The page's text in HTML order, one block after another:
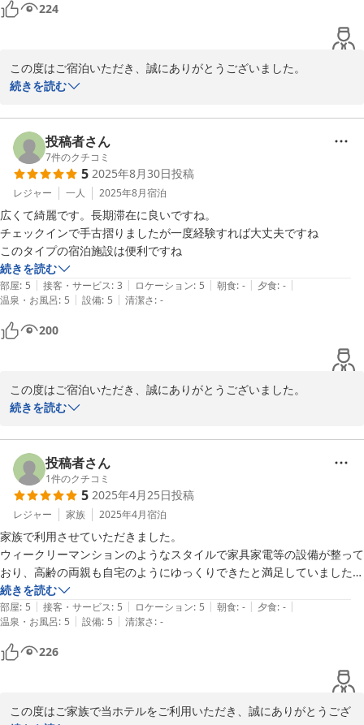
224
この度はご宿泊いただき、誠にありがとうございました。
ご滞在中は快適にお過ごし頂けましたようで安心致しました。
せ。
スタッフ一同ご来館を、心よりお待ち申し上げております。
2025-09-03
続きを読む
投稿者さん
7件のクチコミ
5 2025年8月30日投稿
レジャー 一人 2025年8月宿泊
広くて綺麗です。長期滞在に良いですね。
チェックインで手古摺りましたが一度経験すれば大丈夫ですね
このタイプの宿泊施設は便利ですね
続きを読む
部屋: 5 | 接客・サービス: 3 | ロケーション: 5 | 朝食: - | 夕食: - |
温泉・お風呂: 5 | 設備: 5 | 清潔さ: -
200
この度はご宿泊いただき、誠にありがとうございました。
お部屋の広さや清潔さにご満足いただけたようで、スタッフ一同大
チェックイン時にはご不便をおかけし申し訳ございませんでした。
次回はよりスムーズにご案内できるよう努めてまいります。
長期滞在にも便利とのお言葉、今後の励みになります。
2025-08-31
続きを読む
投稿者さん
1件のクチコミ
5 2025年4月25日投稿
レジャー 家族 2025年4月宿泊
家族で利用させていただきました。
ウィークリーマンションのようなスタイルで家具家電等の設備が整って
おり、高齢の両親も自宅のようにゆっくりできたと満足していました。
忘れ物をしてしまったので2度ほどお電話したのですが、お電話口の方
（外国の方だと思います）がとても丁寧に対応していただきました。ホ
テル代も良心的で、また鹿児島に旅行する際は利用させていただきたい
と思います！
続きを読む
部屋: 5 | 接客・サービス: 5 | ロケーション: 5 | 朝食: - | 夕食: - |
温泉・お風呂: 5 | 設備: 5 | 清潔さ: -
226
この度はご家族で当ホテルをご利用いただき、誠にありがとうござ